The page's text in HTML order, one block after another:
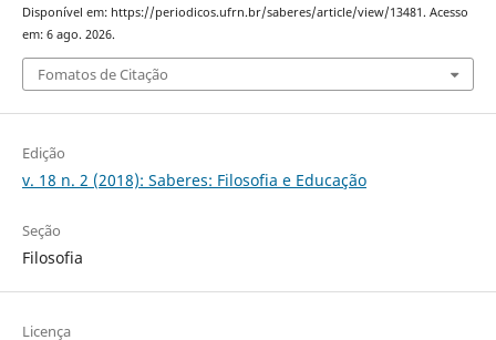
Disponível em: https://periodicos.ufrn.br/saberes/article/view/13481. Acesso
em: 6 ago. 2026.
Fomatos de Citação
Edição
v. 18 n. 2 (2018): Saberes: Filosofia e Educação
Seção
Filosofia
Licença